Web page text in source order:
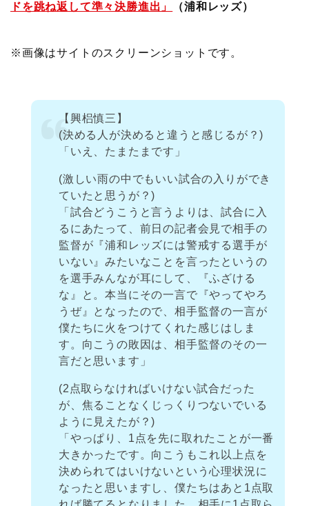
ドを跳ね返して準々決勝進出」
（浦和レッズ）
※画像はサイトのスクリーンショットです。
【興梠慎三】
(決める人が決めると違うと感じるが？)
「いえ、たまたまです」
(激しい雨の中でもいい試合の入りができ
ていたと思うが？)
「試合どうこうと言うよりは、試合に入
るにあたって、前日の記者会見で相手の
監督が『浦和レッズには警戒する選手が
いない』みたいなことを言ったというの
を選手みんなが耳にして、『ふざける
な』と。本当にその一言で『やってやろ
うぜ』となったので、相手監督の一言が
僕たちに火をつけてくれた感じはしま
す。向こうの敗因は、相手監督のその一
言だと思います」
(2点取らなければいけない試合だった
が、焦ることなくじっくりつないでいる
ように見えたが？)
「やっぱり、1点を先に取れたことが一番
大きかったです。向こうもこれ以上点を
決められてはいけないという心理状況に
なったと思いますし、僕たちはあと1点取